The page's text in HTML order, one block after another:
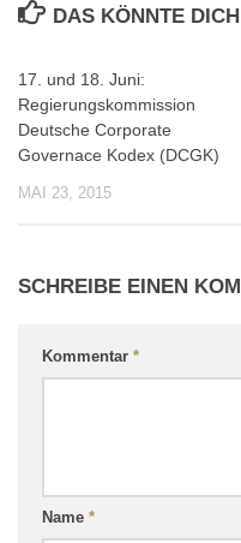
DAS KÖNNTE
17. und 18. Juni:
Regierungskommission
Deutsche Corporate
Governace Kodex (DCGK)
MAI 23, 2015
SCHREIBE EINEN
Kommentar *
Name *